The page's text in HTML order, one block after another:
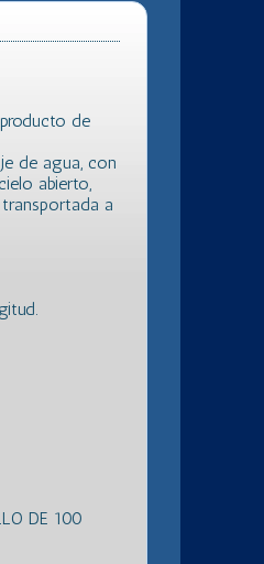
de
de agua, con
abierto,
a
DE 100